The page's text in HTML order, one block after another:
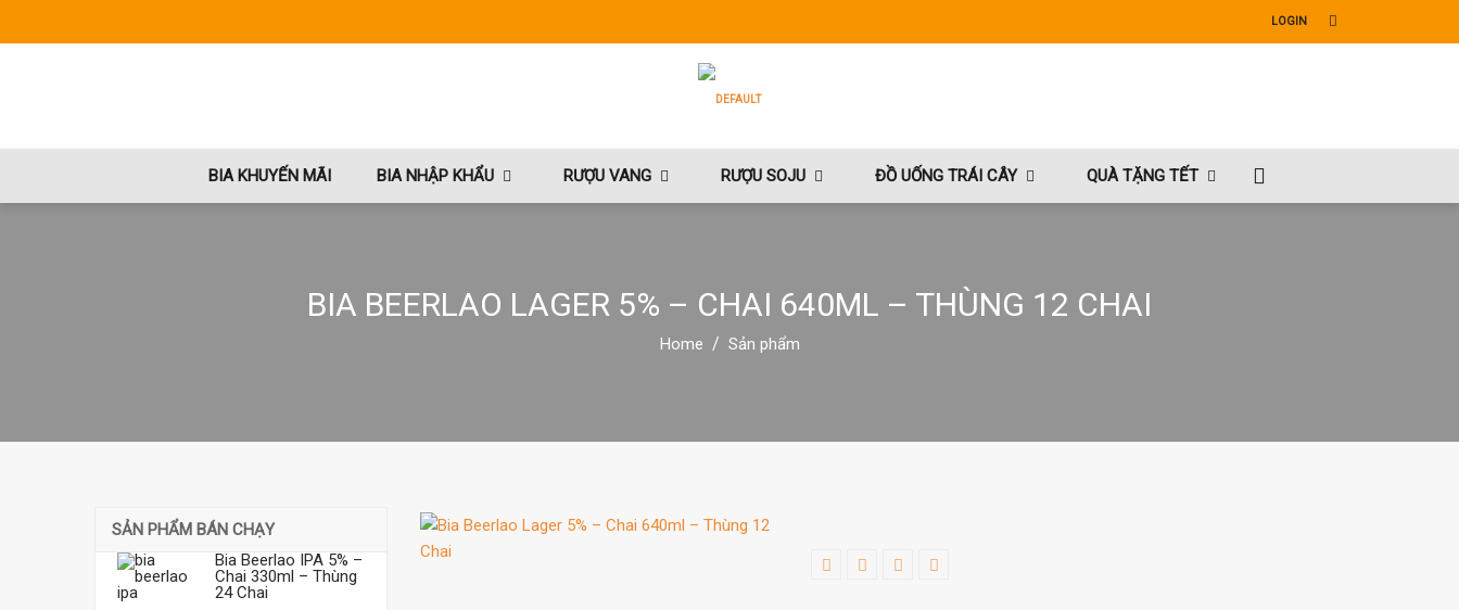
LOGIN
BIA KHUYẾN MÃI BIA NHẬP KHẨU RƯỢU VANG RƯỢU SOJU ĐỒ UỐNG TRÁI CÂY QUÀ TẶNG TẾT
BIA BEERLAO LAGER 5% – CHAI 640ML – THÙNG 12 CHAI
Home Sản phẩm
SẢN PHẨM BÁN CHẠY
Bia Beerlao IPA 5% –
Chai 330ml – Thùng
24 Chai